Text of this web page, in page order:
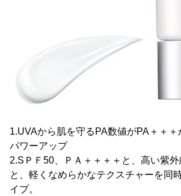
1.UVAから肌を守るPA数値がPA＋＋＋
パワーアップ
2.SＰＦ50、ＰＡ＋＋＋＋と、高い紫
と、軽くなめらかなテクスチャーを同
イプ。